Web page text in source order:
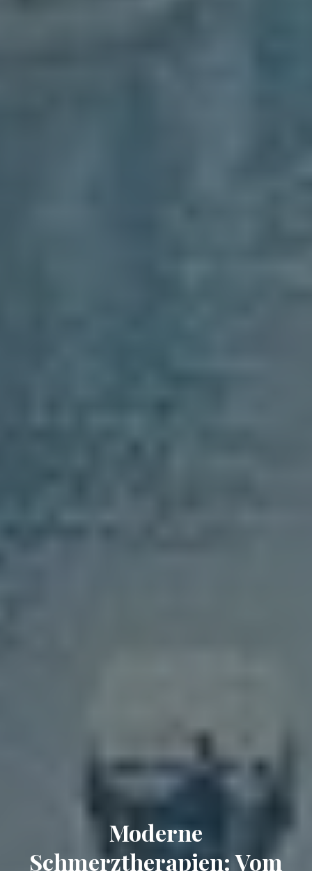
Moderne
Schmerztherapien: Vom